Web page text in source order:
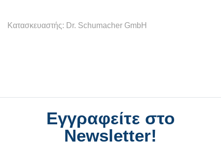
Κατασκευαστής: Dr. Schumacher GmbH
Εγγραφείτε στο
Newsletter!